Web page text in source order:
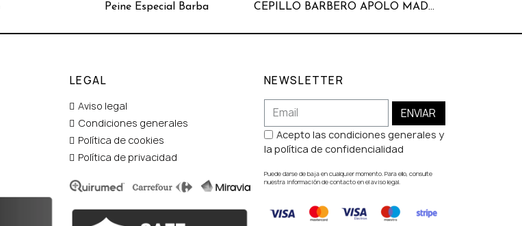
Peine Especial Barba CEPILLO BARBERO APOLO MADERA
LEGAL
Aviso legal
Condiciones generales
Política de cookies
Política de privacidad
NEWSLETTER
ENVIAR
Acepto las condiciones generales y
la política de confidencialidad
Puede darse de baja en cualquier momento. Para ello, consulte
nuestra información de contacto en el aviso legal.